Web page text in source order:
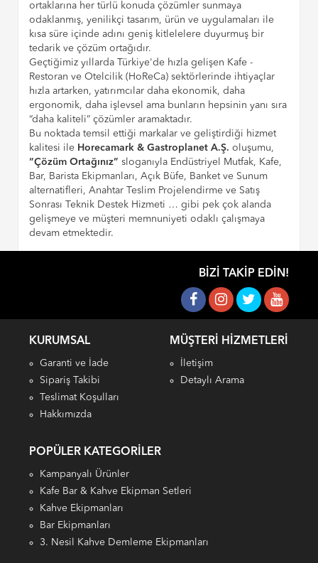
ortaklarına her türlü konuda çözümler sunmaya
odaklanmış, yenilikçi tasarım, ürün ve uygulamaları ile
kısa süre içinde adını geniş kitlelelere duyurmuş bir
tedarik ve çözüm ortağıdır.
Geçtiğimiz yıllarda Türkiye'de hızla gelişen Kafe -
Restoran ve Otelcilik (HoReCa) sektörlerinde ihtiyaçlar
hızla artarken, yatırımcılar daha ekonomik, daha
ergonomik, daha işlevsel ama bunların hepsinin yanı sıra
“daha kaliteli” çözümler aramaktadır.
Bu noktada temsil ettiği markalar ve geliştirdiği hizmet
kalitesi ile Horecamark & Gastroplanet A.Ş. oluşumu,
“Çözüm Ortağınız” sloganıyla Endüstriyel Mutfak, Kafe,
Bar, Barista Ekipmanları, Açık Büfe, Banket ve Sunum
alternatifleri, Anahtar Teslim Projelendirme ve Satış
Sonrası Teknik Destek Hizmeti … gibi pek çok alanda
gelişmeye ve müşteri memnuniyeti odaklı çalışmaya
devam etmektedir.
BIZI TAKIP EDIN!
KURUMSAL
Garanti ve İade
Sipariş Takibi
Teslimat Koşulları
Hakkımızda
MÜŞTERI HIZMETLERI
İletişim
Detaylı Arama
POPÜLER KATEGORILER
Kampanyalı Ürünler
Kafe Bar & Kahve Ekipman Setleri
Kahve Ekipmanları
Bar Ekipmanları
3. Nesil Kahve Demleme Ekipmanları